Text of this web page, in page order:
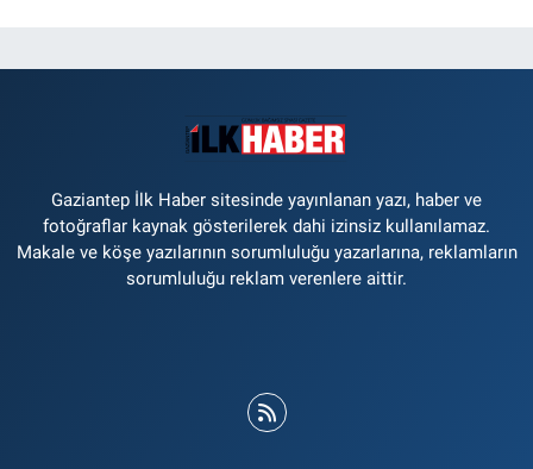
Gaziantep İlk Haber sitesinde yayınlanan yazı, haber ve
fotoğraflar kaynak gösterilerek dahi izinsiz kullanılamaz.
Makale ve köşe yazılarının sorumluluğu yazarlarına, reklamların
sorumluluğu reklam verenlere aittir.